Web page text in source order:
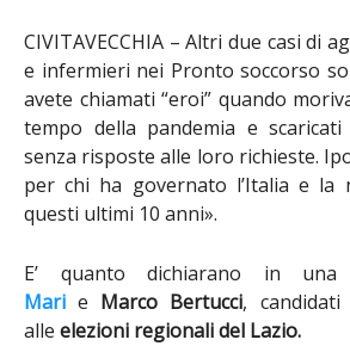
CIVITAVECCHIA – Altri due casi di
e infermieri nei Pronto soccorso
avete chiamati “eroi” quando
tempo della pandemia e
senza risposte alle loro richieste.
per chi ha governato l’Italia e la
questi ultimi 10 anni».
E’ quanto dichiarano in
Mari e Marco Bertucci, candidati
alle elezioni regionali del Lazio.